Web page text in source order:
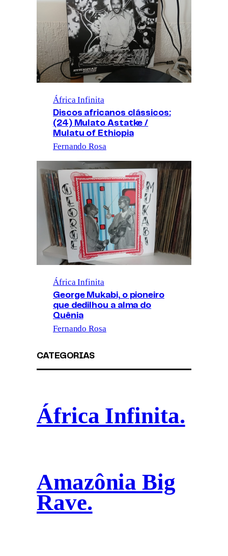
África Infinita
Discos africanos clássicos:
(24) Mulato Astatke /
Mulatu of Ethiopia
Fernando Rosa
África Infinita
George Mukabi, o pioneiro
que dedilhou a alma do
Quênia
Fernando Rosa
CATEGORIAS
África Infinita.
Amazônia Big
Rave.